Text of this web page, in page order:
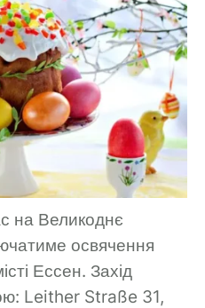
на Великоднє
освячення
Ессен. Захід
Leither Straße 31,